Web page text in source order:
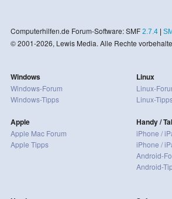
Computerhilfen.de Forum-Software: SMF 2.7.4|
© 2001-2026, Lewis Media. Alle Rechte
Windows
Windows-Forum
Windows-Tipps
Apple
Apple Mac Forum
Apple Tipps
Linux
Linux-
Linux-
Handy /
iPhone /
iPhone /
Android-
Android-